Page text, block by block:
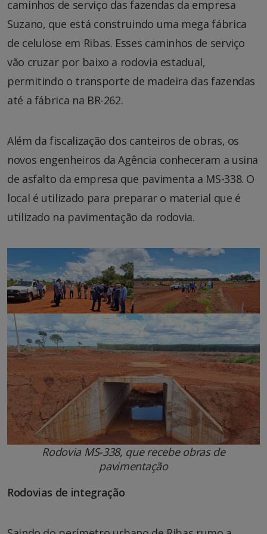
caminhos de serviço das fazendas da empresa
Suzano, que está construindo uma mega fábrica
de celulose em Ribas. Esses caminhos de serviço
vão cruzar por baixo a rodovia estadual,
permitindo o transporte de madeira das fazendas
até a fábrica na BR-262.
Além da fiscalização dos canteiros de obras, os
novos engenheiros da Agência conheceram a usina
de asfalto da empresa que pavimenta a MS-338. O
local é utilizado para preparar o material que é
utilizado na pavimentação da rodovia.
Rodovia MS-338, que recebe obras de
pavimentação
Rodovias de integração